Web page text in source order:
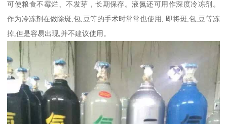
可使粮食不霉烂、不发芽，长期保存。液氮还可用作深度冷冻剂。
作为冷冻剂在做除斑,包,豆等的手术时常常也使用, 即将斑,包,豆等冻
掉,但是容易出现,并不建议使用。